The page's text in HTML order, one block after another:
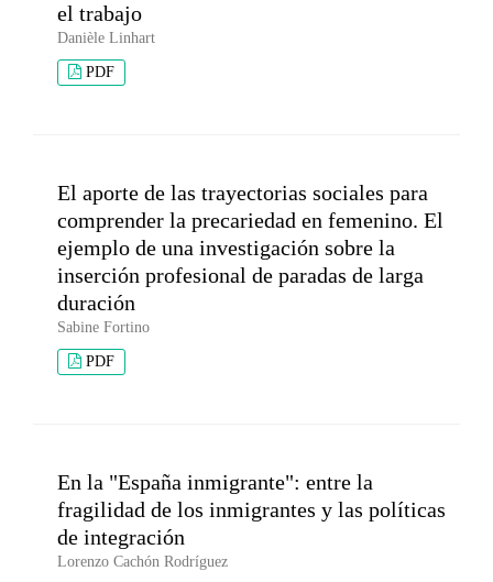
el trabajo
Danièle Linhart
PDF
El aporte de las trayectorias sociales para
comprender la precariedad en femenino. El
ejemplo de una investigación sobre la
inserción profesional de paradas de larga
duración
Sabine Fortino
PDF
En la "España inmigrante": entre la
fragilidad de los inmigrantes y las políticas
de integración
Lorenzo Cachón Rodríguez